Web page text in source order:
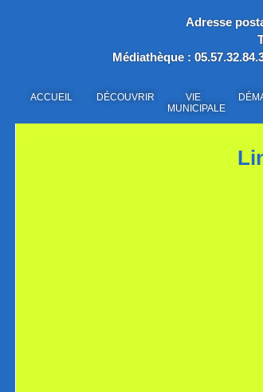
Adresse
Médiathèque :
ACCUEIL DÉCOUVRIR
VIE
MUNICIPALE